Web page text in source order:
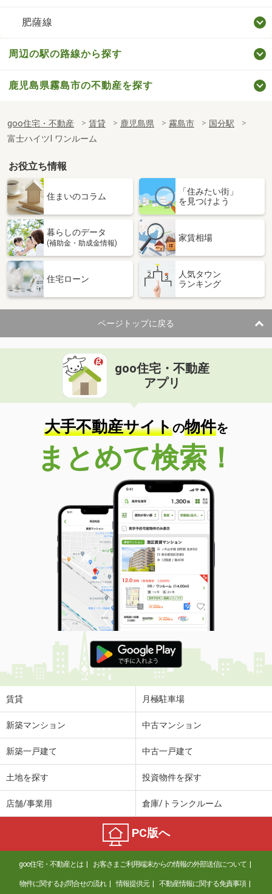
肥薩線
周辺の駅の路線から探す
鹿児島県霧島市の不動産を探す
goo住宅・不動産 賃貸 鹿児島県 霧島市
国分駅
富士ハイツⅠ ワンルーム
お役立ち情報
住まいのコラム
「住みたい街」
を見つけよう
暮らしのデータ
(補助金・助成金情報)
家賃相場
住宅ローン
人気タウン
ランキング
ページトップに戻る
goo住宅・不動産
アプリ
大手不動産サイトの物件を
まとめて検索！
賃貸 月極駐車場
新築マンション 中古マンション
新築一戸建て 中古一戸建て
土地を探す 投資物件を探す
店舗/事業用 倉庫/トランクルーム
PC版へ
goo住宅・不動産とは お客さまご利用端末からの情報の外部送信について
物件に関するお問合せの流れ 情報提供元 不動産情報に関する免責事項